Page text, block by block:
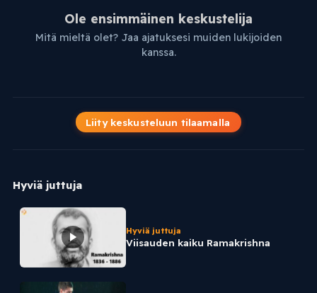
Ole ensimmäinen keskustelija
Mitä mieltä olet? Jaa ajatuksesi muiden lukijoiden
kanssa.
Liity keskusteluun tilaamalla
Hyviä juttuja
Hyviä juttuja
Viisauden kaiku Ramakrishna